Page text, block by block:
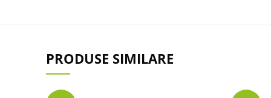
PRODUSE SIMILARE